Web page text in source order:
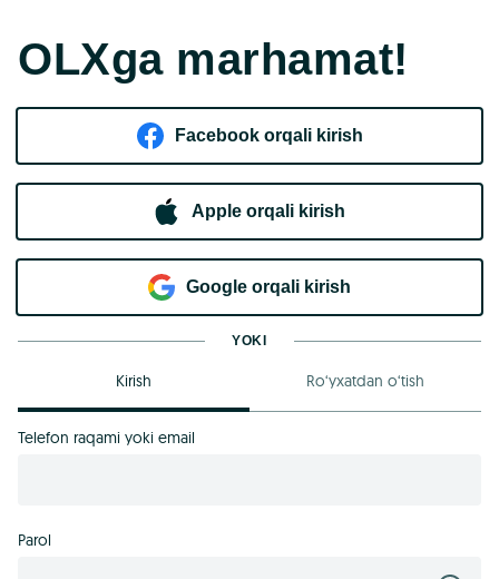
OLXga marhamat!
Facebook orqali kirish​
Apple orqali kirish
Goo​g​le orqali kirish
YOKI
Kirish Ro‘yxatdan o‘tish
Telefon raqami yoki email
Parol